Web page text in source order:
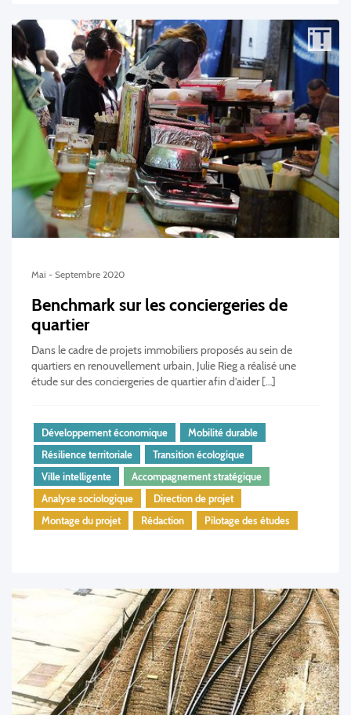
Mai - Septembre 2020
Benchmark sur les conciergeries de
quartier
Dans le cadre de projets immobiliers proposés au sein de
quartiers en renouvellement urbain, Julie Rieg a réalisé une
étude sur des conciergeries de quartier afin d’aider […]
Développement économique
Mobilité durable
Résilience territoriale
Transition écologique
Ville intelligente
Accompagnement stratégique
Analyse sociologique
Direction de projet
Montage du projet
Rédaction Pilotage des études